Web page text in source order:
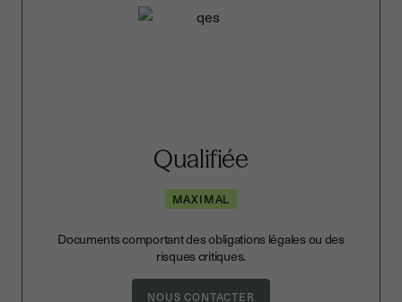
Qualifiée
MAXIMAL
Documents comportant des obligations légales ou des
risques critiques.
NOUS CONTACTER